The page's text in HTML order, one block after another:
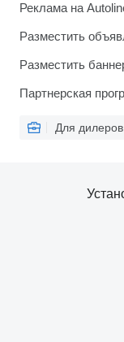
Реклама на
Разместить
Разместить
Партнерская
Для дилеров